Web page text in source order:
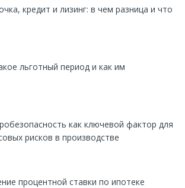
кредит и лизинг: в чем разница и что
льготный период и как им
как ключевой фактор для
рисков в производстве
процентной ставки по ипотеке